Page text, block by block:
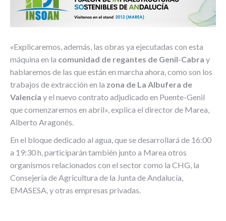
«Explicaremos, además, las obras ya ejecutadas con esta
máquina en la comunidad de regantes de Genil-Cabra y
hablaremos de las que están en marcha ahora, como son los
trabajos de extracción en la zona de La Albufera de
Valencia y el nuevo contrato adjudicado en Puente-Genil
que comenzaremos en abril», explica el director de Marea,
Alberto Aragonés.
En el bloque dedicado al agua, que se desarrollará de 16:00
a 19:30 h, participarán también junto a Marea otros
organismos relacionados con el sector como la CHG, la
Consejería de Agricultura de la Junta de Andalucía,
EMASESA, y otras empresas privadas.